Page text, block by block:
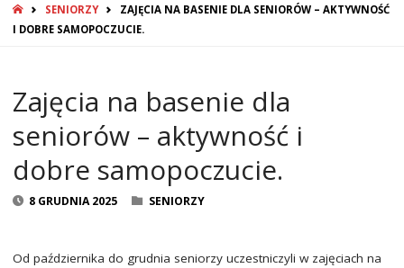
STRONA
GŁÓWNA
SENIORZY
ZAJĘCIA NA BASENIE DLA SENIORÓW – AKTYWNOŚĆ
I DOBRE SAMOPOCZUCIE.
Zajęcia na basenie dla
seniorów – aktywność i
dobre samopoczucie.
8 GRUDNIA 2025 SENIORZY
Od października do grudnia seniorzy uczestniczyli w zajęciach na